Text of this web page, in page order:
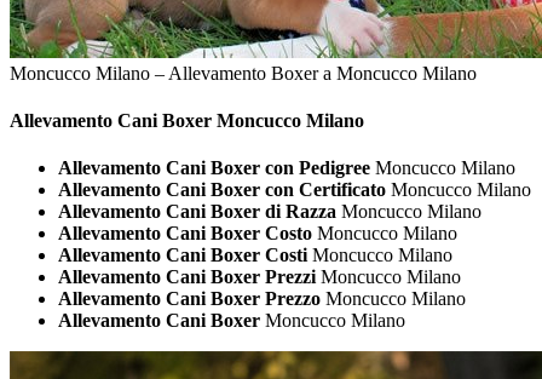
Moncucco Milano – Allevamento Boxer a Moncucco Milano
Allevamento Cani Boxer Moncucco Milano
Allevamento Cani Boxer con Pedigree Moncucco Milano
Allevamento Cani Boxer con Certificato Moncucco Milano
Allevamento Cani Boxer di Razza Moncucco Milano
Allevamento Cani Boxer Costo Moncucco Milano
Allevamento Cani Boxer Costi Moncucco Milano
Allevamento Cani Boxer Prezzi Moncucco Milano
Allevamento Cani Boxer Prezzo Moncucco Milano
Allevamento Cani Boxer Moncucco Milano